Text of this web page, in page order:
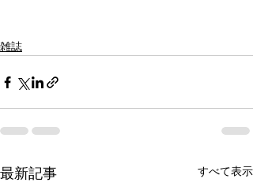
雑誌
最新記事 すべて表示